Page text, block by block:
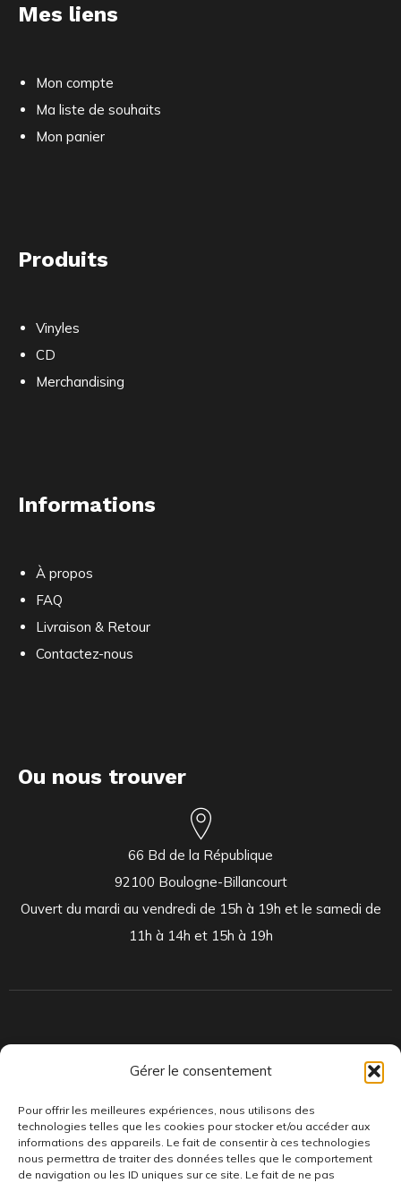
Gérer le consentement
Pour offrir les meilleures expériences, nous utilisons des
technologies telles que les cookies pour stocker et/ou accéder aux
informations des appareils. Le fait de consentir à ces technologies
nous permettra de traiter des données telles que le comportement
de navigation ou les ID uniques sur ce site. Le fait de ne pas
Mes liens
Mon compte
Ma liste de souhaits
Mon panier
Produits
Vinyles
CD
Merchandising
Informations
À propos
FAQ
Livraison & Retour
Contactez-nous
Ou nous trouver
66 Bd de la République
92100 Boulogne-Billancourt
Ouvert du mardi au vendredi de 15h à 19h et le samedi de
11h à 14h et 15h à 19h
toujours des pépites musicales, dont des vinyles rares et exclusifs.